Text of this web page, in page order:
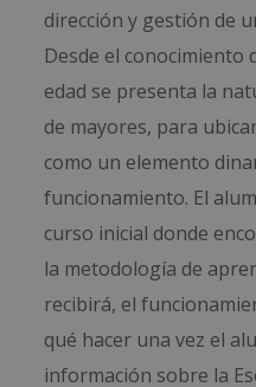
dirección y gestión de
Desde el conocimiento
edad se presenta la
de mayores, para
como un elemento
funcionamiento. El
curso inicial donde
la metodología de
recibirá, el
qué hacer una vez el
información sobre la